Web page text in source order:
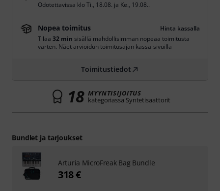
Odotettavissa kloTi., 18.08. ja Ke., 19.08..
Nopea toimitus
Hinta kassalla
Tilaa 32 min sisällä mahdollisimman nopeaa toimitusta
varten. Näet arvioidun toimitusajan kassa-sivuilla
Toimitustiedot
18 MYYNTISIJOITUS
kategoriassa Syntetisaattorit
Bundlet ja tarjoukset
Arturia MicroFreak Bag Bundle
318 €